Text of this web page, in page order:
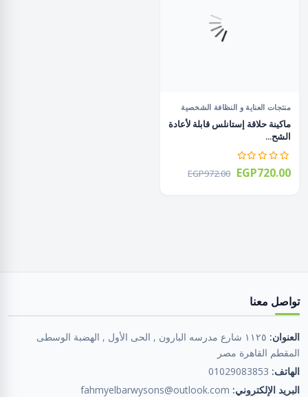
منتجات العناية و النظافة الشخصية
ماكينة حلاقة إستانلس قابلة لأعادة
الشح...
EGP972.00 EGP720.00
تواصل معنا
العنوان:
١١٢٥ شارع مدرسه البارون , الحى الأول , الهضبة الوسطى
المقطم القاهرة مصر
الهاتف: 01029083853
البريد الإلكتروني: fahmyelbarwysons@outlook.com